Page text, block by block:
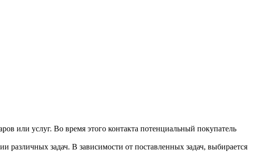
или услуг. Во время этого контакта потенциальный покупатель
задач. В зависимости от поставленных задач, выбирается